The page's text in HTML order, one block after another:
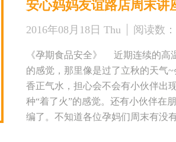
的宝宝，孕妈们在这十个月中，以
育宝宝的过程中太辛苦了，在这里
们，为孕妈们这十个月的孕期生
（高新店和友谊路店）本周末都有
们讲讲分娩方式的选择（高新店周
起来吧~ 活动时间：2016年8月27
任 参与对象：安心妈妈会员及准
安心妈妈友谊路店周末讲
2016年08月18日 Thu 阅读数：
《孕期食品安全》 近期连续的高
的感觉，那里像是过了立秋的天气
香正气水，担心会不会有小伙伴出
种“着了火”的感觉。还有小伙伴在
编了。不知道各位孕妈们周末有没